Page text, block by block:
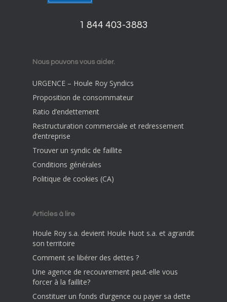
1 844 403-3883
Nous pouvons vous aider.
URGENCE – Houle Roy Syndics
Proposition de consommateur
Ratio d’endettement
Restructuration commerciale et redressement
d’entreprise
Trouver un syndic de faillite
Conditions générales
Politique de cookies (CA)
Articles à lire
Houle Roy s.a. devient Houle Huot s.a. et agrandit
son territoire
Comment se libérer des dettes ?
Une agence de recouvrement peut-elle vous
forcer à la faillite?
Constituer un fonds d’urgence ou payer sa dette